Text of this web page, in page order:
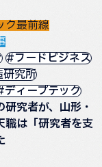
ク最前線
#フードビジネス
究所
ディープテック
究者が、山形・
職は「研究者を支